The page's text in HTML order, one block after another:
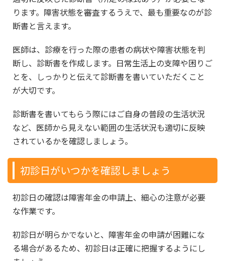
ります。障害状態を審査するうえで、最も重要なのが診
断書と言えます。
医師は、診療を行った際の患者の病状や障害状態を判
断し、診断書を作成します。日常生活上の支障や困りご
とを、しっかりと伝えて診断書を書いていただくこと
が大切です。
診断書を書いてもらう際にはご自身の普段の生活状況
など、医師から見えない範囲の生活状況も適切に反映
されているかを確認しましょう。
初診日がいつかを確認しましょう
初診日の確認は障害年金の申請上、細心の注意が必要
な作業です。
初診日が明らかでないと、障害年金の申請が困難にな
る場合があるため、初診日は正確に把握するようにし